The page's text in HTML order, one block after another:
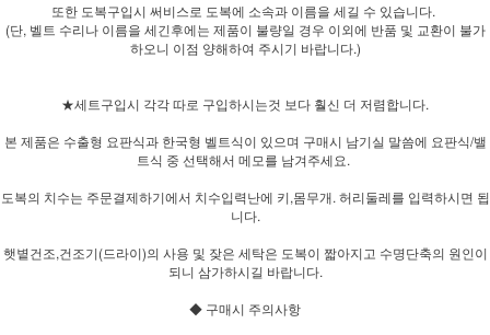
또한 도복구입시 써비스로 도복에 소속과 이름을 세길 수 있습니다.
(단, 벨트 수리나 이름을 세긴후에는 제품이 불량일 경우 이외에 반품 및 교환이 불가
하오니 이점 양해하여 주시기 바랍니다.)
★세트구입시 각각 따로 구입하시는것 보다 훨신 더 저렴합니다.
본 제품은 수출형 요판식과 한국형 벨트식이 있으며 구매시 남기실 말씀에 요판식/밸
트식 중 선택해서 메모를 남겨주세요.
도복의 치수는 주문결제하기에서 치수입력난에 키,몸무개. 허리둘레를 입력하시면 됩
니다.
햇볕건조,건조기(드라이)의 사용 및 잦은 세탁은 도복이 짧아지고 수명단축의 원인이
되니 삼가하시길 바랍니다.
◆ 구매시 주의사항